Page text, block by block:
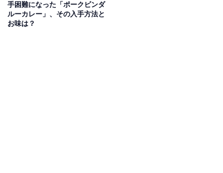
手困難になった「ポークビンダ
ルーカレー」、その入手方法と
お味は？